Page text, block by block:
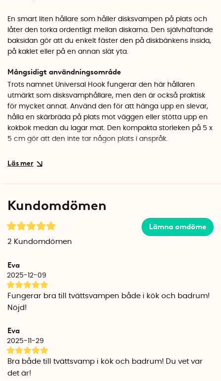
En smart liten hållare som håller disksvampen på plats och
låter den torka ordentligt mellan diskarna. Den självhäftande
baksidan gör att du enkelt fäster den på diskbänkens insida,
på kaklet eller på en annan slät yta.
Mångsidigt användningsområde
Trots namnet Universal Hook fungerar den här hållaren
utmärkt som disksvamphållare, men den är också praktisk
för mycket annat. Använd den för att hänga upp en slevar,
hålla en skärbräda på plats mot väggen eller stötta upp en
kokbok medan du lagar mat. Den kompakta storleken på 5 x
5 cm gör att den inte tar någon plats i anspråk.
Enkel montering och hållbart material
Specifikationer
Mått: 5 x 5 x 3,5 cm
Färg: Svart
Kundomdömen
Lämna omdöme
2 Kundomdömen
Eva
2025-12-09
Fungerar bra till tvättsvampen både i kök och badrum!
Nöjd!
Eva
2025-11-29
Bra både till tvättsvamp i kök och badrum! Du vet var
det är!